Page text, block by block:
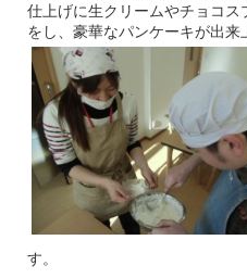
仕上げに生クリームやチョコ
をし、豪華なパンケーキが出来
す。